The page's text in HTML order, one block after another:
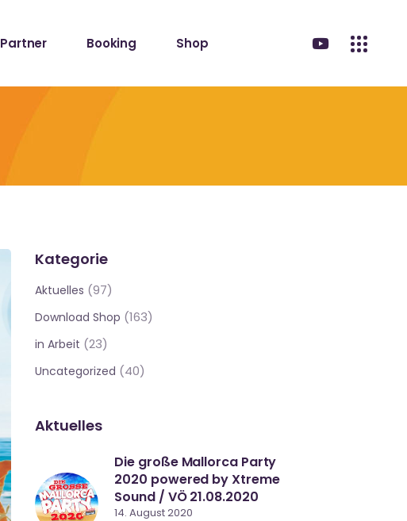
Partner Booking Shop
Kategorie
Aktuelles (97)
Download Shop (163)
in Arbeit (23)
Uncategorized (40)
Aktuelles
Die große Mallorca Party
2020 powered by Xtreme
Sound / VÖ 21.08.2020
14. August 2020